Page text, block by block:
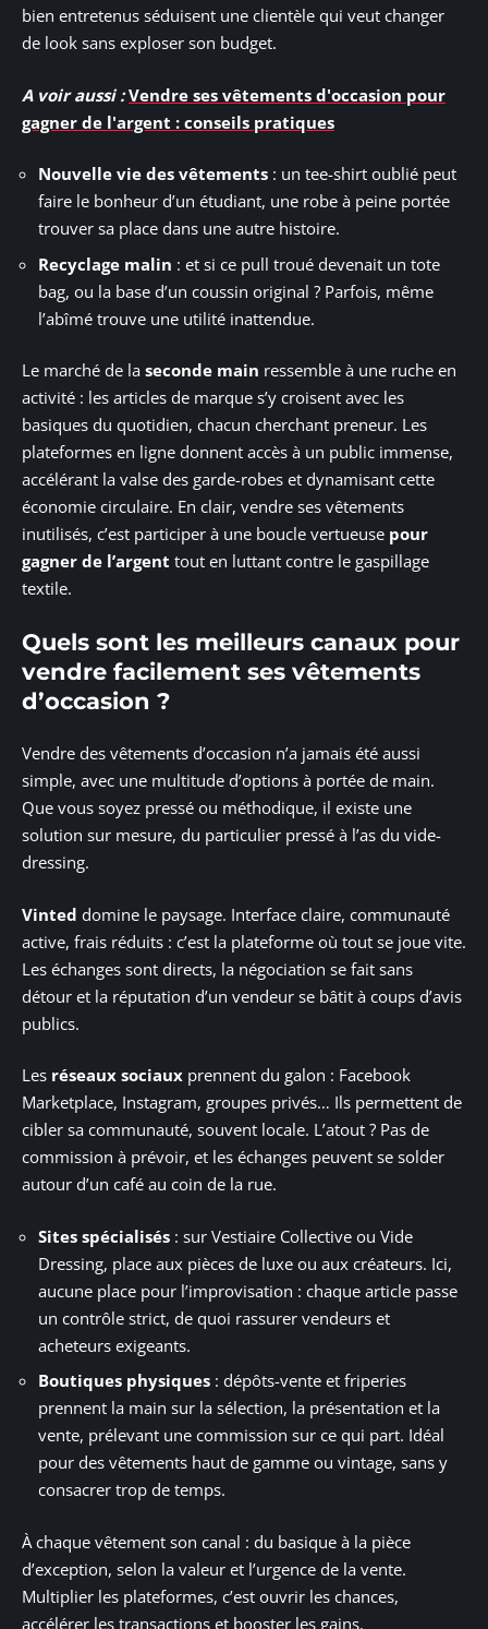
bien entretenus séduisent une clientèle qui veut changer
de look sans exploser son budget.
A voir aussi : Vendre ses vêtements d'occasion pour
gagner de l'argent : conseils pratiques
Nouvelle vie des vêtements : un tee-shirt oublié peut
faire le bonheur d’un étudiant, une robe à peine portée
trouver sa place dans une autre histoire.
Recyclage malin : et si ce pull troué devenait un tote
bag, ou la base d’un coussin original ? Parfois, même
l’abîmé trouve une utilité inattendue.
Le marché de la seconde main ressemble à une ruche en
activité : les articles de marque s’y croisent avec les
basiques du quotidien, chacun cherchant preneur. Les
plateformes en ligne donnent accès à un public immense,
accélérant la valse des garde-robes et dynamisant cette
économie circulaire. En clair, vendre ses vêtements
inutilisés, c’est participer à une boucle vertueuse pour
gagner de l’argent tout en luttant contre le gaspillage
textile.
Quels sont les meilleurs canaux pour
vendre facilement ses vêtements
d’occasion ?
Vendre des vêtements d’occasion n’a jamais été aussi
simple, avec une multitude d’options à portée de main.
Que vous soyez pressé ou méthodique, il existe une
solution sur mesure, du particulier pressé à l’as du vide-
dressing.
Vinted domine le paysage. Interface claire, communauté
active, frais réduits : c’est la plateforme où tout se joue vite.
Les échanges sont directs, la négociation se fait sans
détour et la réputation d’un vendeur se bâtit à coups d’avis
publics.
Les réseaux sociaux prennent du galon : Facebook
Marketplace, Instagram, groupes privés… Ils permettent de
cibler sa communauté, souvent locale. L’atout ? Pas de
commission à prévoir, et les échanges peuvent se solder
autour d’un café au coin de la rue.
Sites spécialisés : sur Vestiaire Collective ou Vide
Dressing, place aux pièces de luxe ou aux créateurs. Ici,
aucune place pour l’improvisation : chaque article passe
un contrôle strict, de quoi rassurer vendeurs et
acheteurs exigeants.
Boutiques physiques : dépôts-vente et friperies
prennent la main sur la sélection, la présentation et la
vente, prélevant une commission sur ce qui part. Idéal
pour des vêtements haut de gamme ou vintage, sans y
consacrer trop de temps.
À chaque vêtement son canal : du basique à la pièce
d’exception, selon la valeur et l’urgence de la vente.
Multiplier les plateformes, c’est ouvrir les chances,
accélérer les transactions et booster les gains.